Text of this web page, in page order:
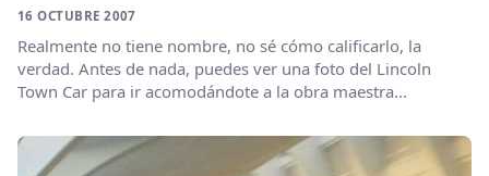
16 OCTUBRE 2007
Realmente no tiene nombre, no sé cómo calificarlo, la
verdad. Antes de nada, puedes ver una foto del Lincoln
Town Car para ir acomodándote a la obra maestra...